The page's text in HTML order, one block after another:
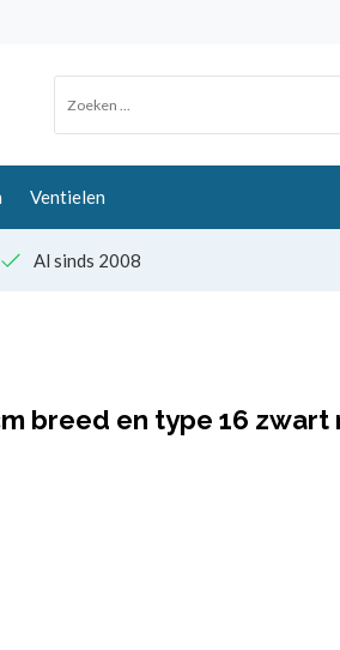
Ventielen
Al sinds 2008
breed en type 16